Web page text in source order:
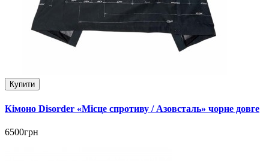
Купити
Кімоно Disorder «Місце спротиву / Азовсталь» чорне довге
6500грн